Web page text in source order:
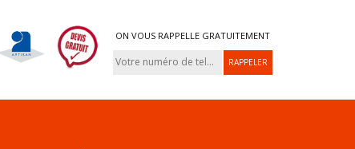
ON VOUS RAPPELLE GRATUITEMENT